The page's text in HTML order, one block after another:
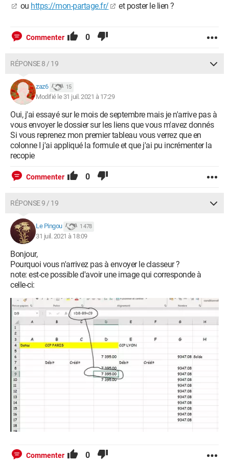
ou https://mon-partage.fr/ et poster le lien ?
Commenter 0
RÉPONSE 8 / 19
zaz6 15
Modifié le 31 juil. 2021 à 17:29
Oui, j'ai essayé sur le mois de septembre mais je n'arrive pas à
vous envoyer le dossier sur les liens que vous m'avez donnés
Si vous reprenez mon premier tableau vous verrez que en
colonne I j'ai appliqué la formule et que j'ai pu incrémenter la
recopie
Commenter 0
RÉPONSE 9 / 19
Le Pingou 1 478
31 juil. 2021 à 18:09
Bonjour,
Pourquoi vous n'arrivez pas à envoyer le classeur ?
note: est-ce possible d'avoir une image qui corresponde à
celle-ci:
Commenter 0